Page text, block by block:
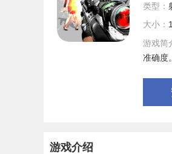
类型：
大小：
游戏简
准确度。
游戏介绍